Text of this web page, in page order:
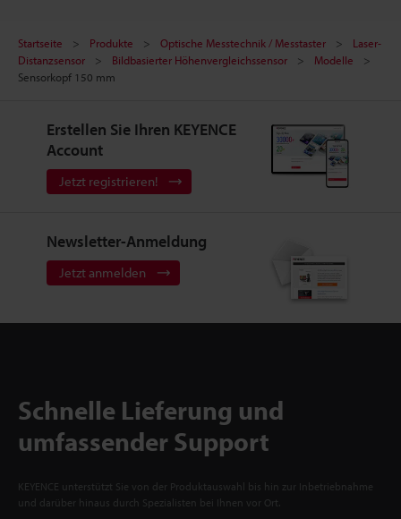
Startseite Produkte Optische Messtechnik / Messtaster
Laser-
Distanzsensor
Bildbasierter Höhenvergleichssensor
Modelle
Sensorkopf 150 mm
Erstellen Sie Ihren KEYENCE
Account
Jetzt registrieren!
Newsletter-Anmeldung
Jetzt anmelden
Schnelle Lieferung und
umfassender Support
KEYENCE unterstützt Sie von der Produktauswahl bis hin zur Inbetriebnahme
und darüber hinaus durch Spezialisten bei Ihnen vor Ort.